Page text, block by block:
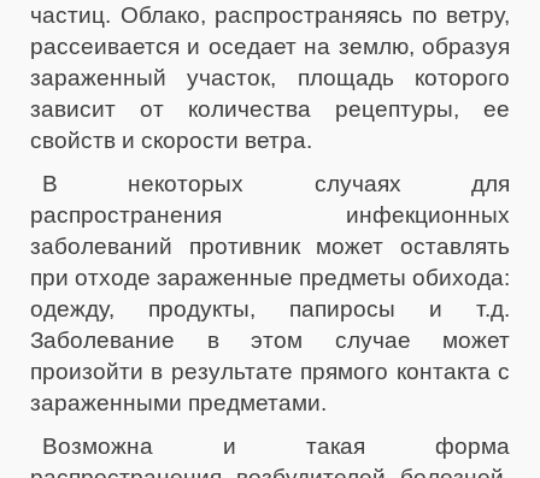
частиц. Облако, распространяясь по ветру,
рассеивается и оседает на землю, образуя
зараженный участок, площадь которого
зависит от количества рецептуры, ее
свойств и скорости ветра.
В некоторых случаях для
распространения инфекционных
заболеваний противник может оставлять
при отходе зараженные предметы обихода:
одежду, продукты, папиросы и т.д.
Заболевание в этом случае может
произойти в результате прямого контакта с
зараженными предметами.
Возможна и такая форма